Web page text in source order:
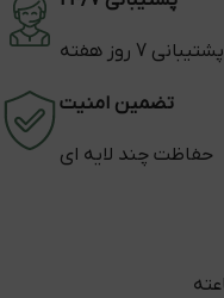
پشتیبانی 7 روز هفته
تضمین امنیت
حفاظت چند لایه ای